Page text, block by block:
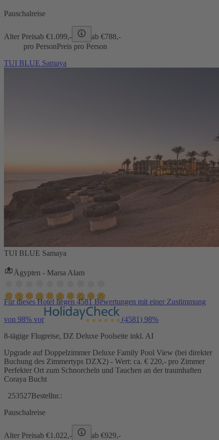
Pauschalreise
Alter Preisab €1.099,- ab €788,-
pro PersonPreis pro Person
TUI BLUE Samaya
TUI BLUE Samaya
Ägypten - Marsa Alam
Für dieses Hotel liegen 4581 Bewertungen mit einer Zustimmung
von 98% vor (4581) 98%
8-tägige Flugreise, DZ Deluxe Poolseite inkl. AI
Upgrade auf Doppelzimmer Deluxe Family Pool View (bei direkter
Buchung des Zimmertyps DZX2) - Wert: ca. € 220,- pro Zimmer
Perfekter Ort zum Schnorcheln und Tauchen an der traumhaften
Coraya Bucht
253527Bestellnr.:
Pauschalreise
Alter Preisab €1.022,- ab €929,-